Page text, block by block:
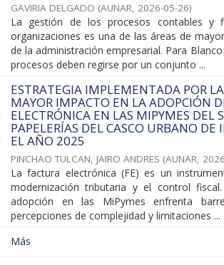
GAVIRIA DELGADO (AUNAR, 2026-05-26)
La gestión de los procesos contables y
organizaciones es una de las áreas de
de la administración empresarial. Para
procesos deben regirse por un conjunto ...
ESTRATEGIA IMPLEMENTADA POR
MAYOR IMPACTO EN LA ADOPCIÓN
ELECTRÓNICA EN LAS MIPYMES DEL
PAPELERÍAS DEL CASCO URBANO DE
EL AÑO 2025
PINCHAO TULCAN, JAIRO ANDRES (AUNAR,
La factura electrónica (FE) es un
modernización tributaria y el control
adopción en las MiPymes enfrenta
percepciones de complejidad y limitaciones ...
Más